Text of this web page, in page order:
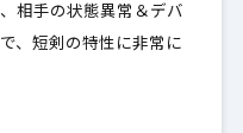
相手の状態異常＆デバ
、短剣の特性に非常に